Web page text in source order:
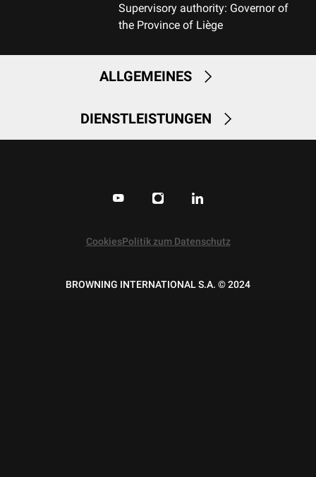
Supervisory authority: Governor of
the Province of Liège
ALLGEMEINES
DIENSTLEISTUNGEN
BROWNING INTERNATIONAL S.A. © 2024
CookiesPolitik zum Datenschutz